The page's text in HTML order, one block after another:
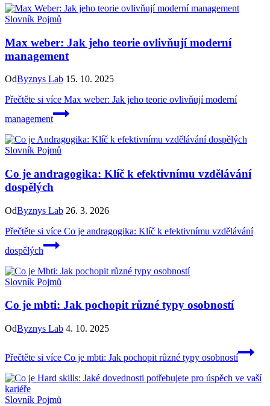
Slovník Pojmů
Max weber: Jak jeho teorie ovlivňují moderní
management
OdByznys Lab 15. 10. 2025
Přečtěte si více Max weber: Jak jeho teorie ovlivňují moderní
management
Slovník Pojmů
Co je andragogika: Klíč k efektivnímu vzdělávání
dospělých
OdByznys Lab 26. 3. 2026
Přečtěte si více Co je andragogika: Klíč k efektivnímu vzdělávání
dospělých
Slovník Pojmů
Co je mbti: Jak pochopit různé typy osobností
OdByznys Lab 4. 10. 2025
Přečtěte si více Co je mbti: Jak pochopit různé typy osobností
Slovník Pojmů